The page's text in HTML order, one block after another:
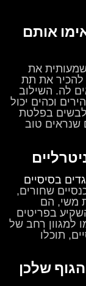
אותם
את
להכיר את תת
לה. השילוב
וכהים יכול
בפלטת
שנראים טוב
בסיסיים
שחורים,
משי, הם
בפריטים
למגוון רחב של
תוכלו
שלכן